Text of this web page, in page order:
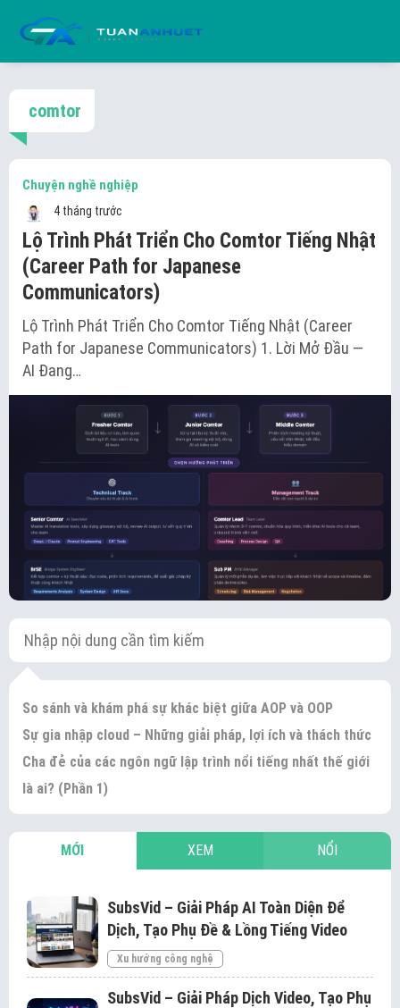
comtor
Chuyện nghề nghiệp
4 tháng trước
Lộ Trình Phát Triển Cho Comtor Tiếng Nhật
(Career Path for Japanese
Communicators)
Lộ Trình Phát Triển Cho Comtor Tiếng Nhật (Career
Path for Japanese Communicators) 1. Lời Mở Đầu —
AI Đang…
So sánh và khám phá sự khác biệt giữa AOP và OOP
Sự gia nhập cloud – Những giải pháp, lợi ích và thách thức
Cha đẻ của các ngôn ngữ lập trình nổi tiếng nhất thế giới
là ai? (Phần 1)
MỚI XEM NỔI
SubsVid – Giải Pháp AI Toàn Diện Để
Dịch, Tạo Phụ Đề & Lồng Tiếng Video
Xu hướng công nghệ
SubsVid – Giải Pháp Dịch Video, Tạo Phụ